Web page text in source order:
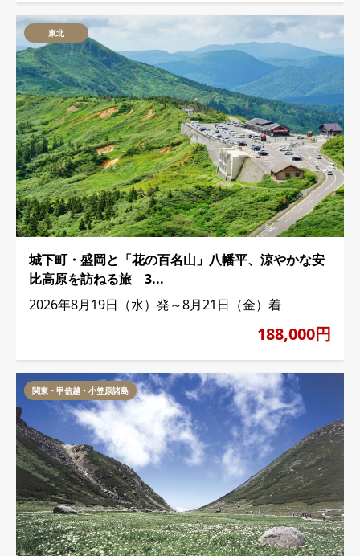
東北
城下町・盛岡と「花の百名山」八幡平、涼やかな安
比高原を訪ねる旅 3...
2026年8月19日（水）発～8月21日（金）着
188,000円
関東・甲信越・小笠原諸島